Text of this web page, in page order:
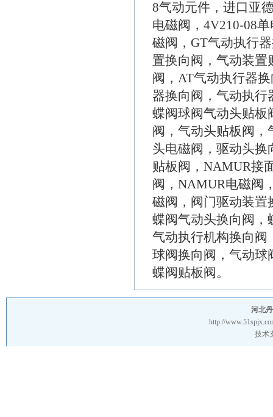
8气动元件，进口亚
电磁阀，4V210-08
磁阀，GT气动执行
置换向阀，气动装置
阀，AT气动执行器
器换向阀，气动执行
蝶阀球阀气动头贴板
阀，气动头贴板阀，
头电磁阀，驱动头换
贴板阀，NAMUR接
阀，NAMUR电磁阀
磁阀，阀门驱动装置
蝶阀气动头换向阀，
气动执行机构换向阀
球阀换向阀，气动球
蝶阀贴板阀。
河北
http://
技术